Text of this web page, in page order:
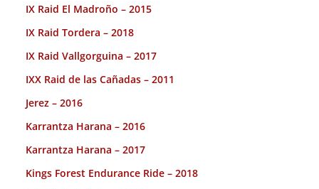
IX Raid El Madroño – 2015
IX Raid Tordera – 2018
IX Raid Vallgorguina – 2017
IXX Raid de las Cañadas – 2011
Jerez – 2016
Karrantza Harana – 2016
Karrantza Harana – 2017
Kings Forest Endurance Ride – 2018